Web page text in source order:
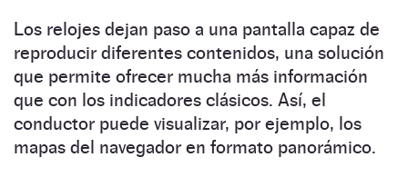
Los relojes dejan paso a una pantalla capaz de
reproducir diferentes contenidos, una solución
que permite ofrecer mucha más información
que con los indicadores clásicos. Así, el
conductor puede visualizar, por ejemplo, los
mapas del navegador en formato panorámico.